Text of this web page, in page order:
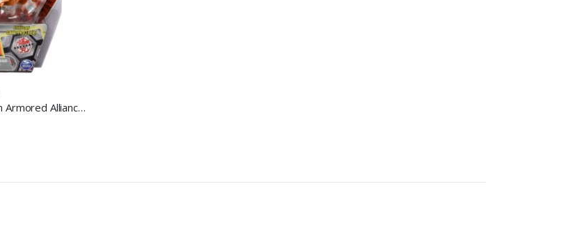
Spin Master Bakugan Armored Alliance: Bakugan Gate Trainer – Pegatrix Core Ball